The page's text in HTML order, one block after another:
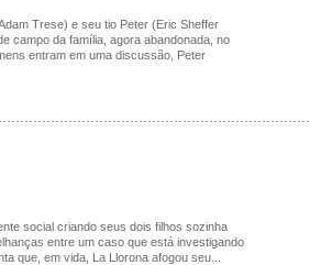
Trese) e seu tio Peter (Eric Sheffer
campo da família, agora abandonada, no
entram em uma discussão, Peter
social criando seus dois filhos sozinha
entre um caso que está investigando
que, em vida, La Llorona afogou seu...